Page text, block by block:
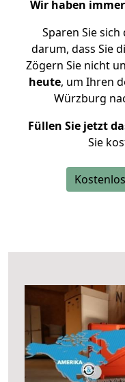
Wir haben
Sparen Sie
darum, dass Sie
Zögern Sie nicht
heute, um Ihren
Würzburg
Füllen Sie jetzt
Sie